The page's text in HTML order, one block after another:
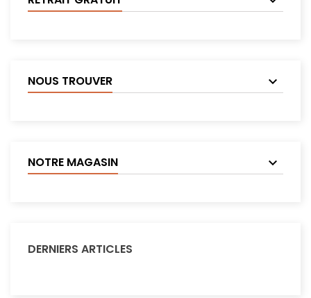
NOUS TROUVER
NOTRE MAGASIN
DERNIERS ARTICLES